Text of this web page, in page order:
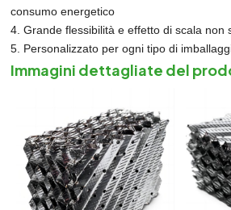
consumo energetico
4. Grande flessibilità e effetto di scala non
5. Personalizzato per ogni tipo di
Immagini dettagliate del